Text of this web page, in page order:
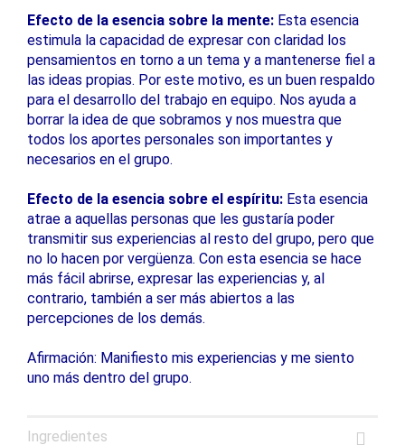
Efecto de la esencia sobre la mente: Esta esencia
estimula la capacidad de expresar con claridad los
pensamientos en torno a un tema y a mantenerse fiel a
las ideas propias. Por este motivo, es un buen respaldo
para el desarrollo del trabajo en equipo. Nos ayuda a
borrar la idea de que sobramos y nos muestra que
todos los aportes personales son importantes y
necesarios en el grupo.
Efecto de la esencia sobre el espíritu: Esta esencia
atrae a aquellas personas que les gustaría poder
transmitir sus experiencias al resto del grupo, pero que
no lo hacen por vergüenza. Con esta esencia se hace
más fácil abrirse, expresar las experiencias y, al
contrario, también a ser más abiertos a las
percepciones de los demás.
Afirmación: Manifiesto mis experiencias y me siento
uno más dentro del grupo.
Ingredientes